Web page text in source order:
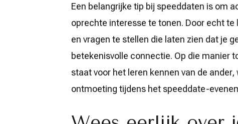
Een belangrijke tip bij speeddaten is om
oprechte interesse te tonen. Door echt
en vragen te stellen die laten zien dat je
betekenisvolle connectie. Op die manier
staat voor het leren kennen van de
ontmoeting tijdens het speeddate-